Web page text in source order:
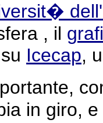
, il
Icecap,
in giro,